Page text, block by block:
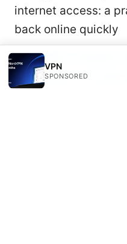
internet access: a
back online quickly
安卓免费vpn安装包
推荐，安卓 VPN 安全
VPN
SPONSORED